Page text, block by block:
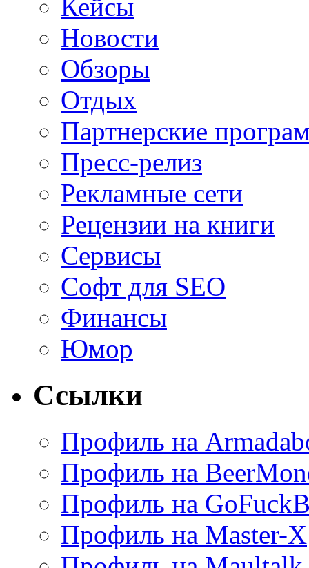
Кейсы
Новости
Обзоры
Отдых
Партнерские
Пресс-релиз
Рекламные сети
Рецензии на книги
Сервисы
Софт для SEO
Финансы
Юмор
Ссылки
Профиль на
Профиль на
Профиль на
Профиль на Master-X